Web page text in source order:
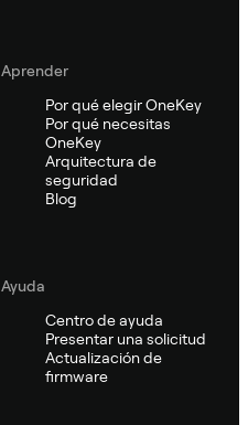
Aprender
Por qué elegir OneKey
Por qué necesitas
OneKey
Arquitectura de
seguridad
Blog
Ayuda
Centro de ayuda
Presentar una solicitud
Actualización de
firmware